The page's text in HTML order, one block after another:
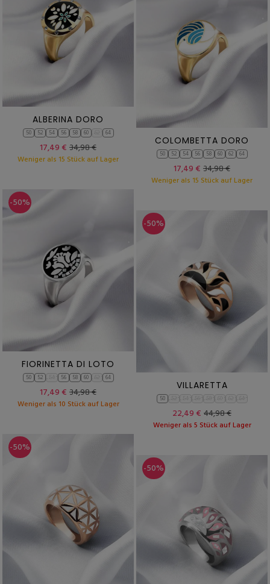
ALBERINA DORO
50 52 54 56 58 60 64
17,49 € 34,98 €
Weniger als 15 Stück auf Lager
COLOMBETTA DORO
50 52 54 56 58 60 62 64
17,49 € 34,98 €
Weniger als 15 Stück auf Lager
-50%
FIORINETTA DI LOTO
50 52 56 58 60 64
17,49 € 34,98 €
Weniger als 10 Stück auf Lager
-50%
VILLARETTA
50
22,49 € 44,98 €
Weniger als 5 Stück auf Lager
-50%
-50%